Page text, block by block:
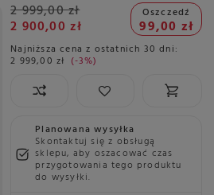
2 999,00 zł
2 900,00 zł
Oszczedź
99,00 zł
Najniższa cena z ostatnich 30 dni:
2 999,00 zł -3%
Planowana wysyłka
Skontaktuj się z obsługą
sklepu, aby oszacować czas
przygotowania tego produktu
do wysyłki.